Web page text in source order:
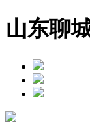
山东聊